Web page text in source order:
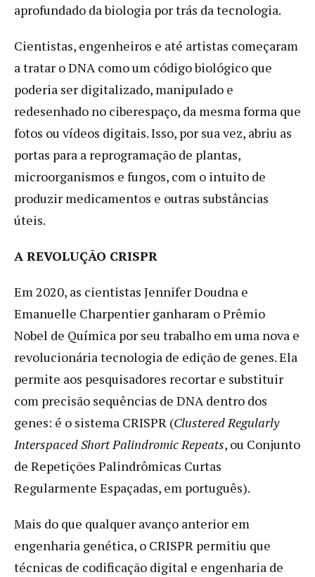
aprofundado da biologia por trás da tecnologia.
Cientistas, engenheiros e até artistas começaram
a tratar o DNA como um código biológico que
poderia ser digitalizado, manipulado e
redesenhado no ciberespaço, da mesma forma que
fotos ou vídeos digitais. Isso, por sua vez, abriu as
portas para a reprogramação de plantas,
microorganismos e fungos, com o intuito de
produzir medicamentos e outras substâncias
úteis.
A REVOLUÇÃO CRISPR
Em 2020, as cientistas Jennifer Doudna e
Emanuelle Charpentier ganharam o Prêmio
Nobel de Química por seu trabalho em uma nova e
revolucionária tecnologia de edição de genes. Ela
permite aos pesquisadores recortar e substituir
com precisão sequências de DNA dentro dos
genes: é o sistema CRISPR (Clustered Regularly
Interspaced Short Palindromic Repeats, ou Conjunto
de Repetições Palindrômicas Curtas
Regularmente Espaçadas, em português).
Mais do que qualquer avanço anterior em
engenharia genética, o CRISPR permitiu que
técnicas de codificação digital e engenharia de